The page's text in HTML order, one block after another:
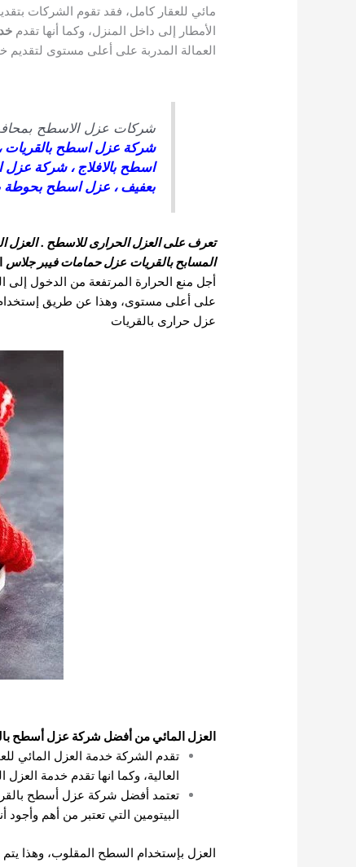
مائي للعقار كامل، فقد تقوم الشركات
الأمطار إلى داخل المنزل، وكما أنها تقدم
العمالة المدربة على أعلى مستوى
شركات عزل الاسطح
شركة عزل اسطح بالقريات
اسطح بالافلاج ،شركة عزل
بعفيف ،عزل اسطح بحوطة
تعرف على العزل الحرارى للاسطح . العزل
المسابح بالقريات عزل حمامات فيبر جلاس
أجل منع الحرارة المرتفعة من الدخول
على أعلى مستوى، وهذا عن طريق إستخدام
عزل حرارى بالقريات
العزل المائي من أفضل شركة عزل أسطح
تقدم الشركة خدمة العزل المائي
العالية، وكما انها تقدم خدمة
تعتمد أفضل شركة عزل أسطح
البيتومين التي تعتبر من أهم
العزل بإستخدام السطح المقلوب، وهذا